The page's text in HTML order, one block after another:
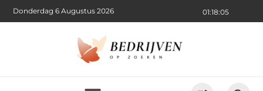
01:18:07
Donderdag 6 Augustus 2026